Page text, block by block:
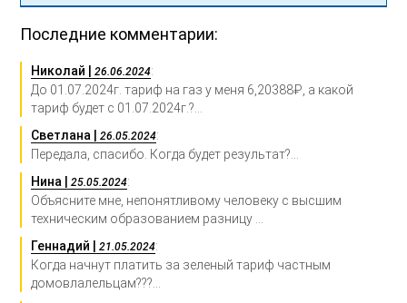
Последние комментарии:
Николай |26.06.2024:
До 01.07.2024г. тариф на газ у меня 6,20388₽, а какой
тариф будет с 01.07.2024г.?...
Светлана |26.05.2024:
Передала, спасибо. Когда будет результат?...
Нина |25.05.2024:
Объясните мне, непонятливому человеку с высшим
техническим образованием разницу ...
Геннадий |21.05.2024:
Когда начнут платить за зеленый тариф частным
домовлалельцам???...